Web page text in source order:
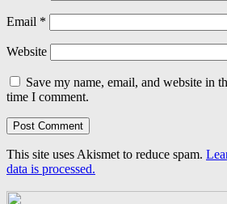
Email *
Website
Save my name, email, and website in
time I comment.
This site uses Akismet to reduce spam.
data is processed.